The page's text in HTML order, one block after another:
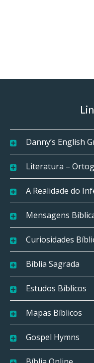
Danny’s English
Literatura –
A Realidade do
Mensagens
Curiosidades
Bíblia Sagrada
Estudos Bíblicos
Mapas Bíblicos
Gospel Hymns